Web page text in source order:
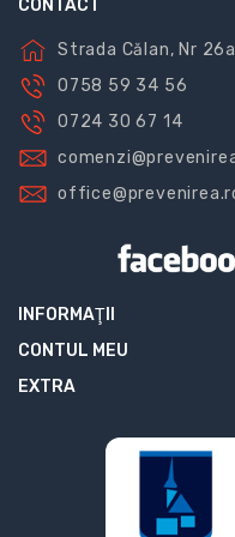
CONTACT
Strada Călan, Nr
0758 59 34 56
0724 30 67 14
INFORMAŢII
CONTUL MEU
EXTRA